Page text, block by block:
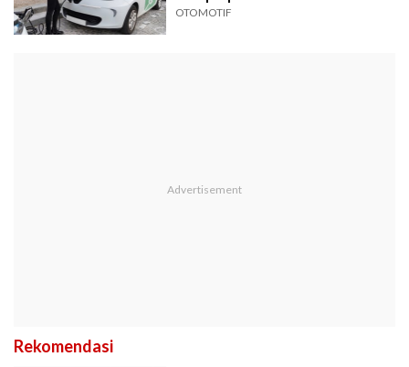
OTOMOTIF
Rekomendasi